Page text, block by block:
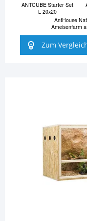
ANTCUBE Starter Set
L 20x20
AntHouse
Ameisenfarm
Zum